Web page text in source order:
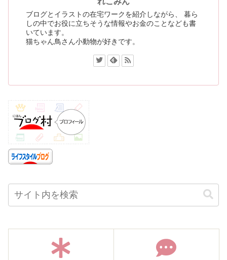
ブログとイラストの在宅ワークを紹介しながら、 暮ら
しの中でお役に立ちそうな情報やお金のことなども書
いています。
猫ちゃん鳥さん小動物が好きです。